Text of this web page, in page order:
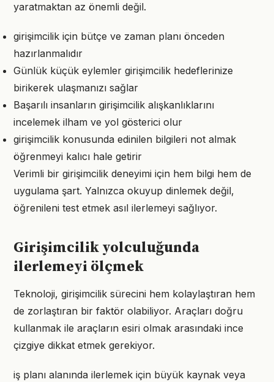
yaratmaktan az önemli değil.
girişimcilik için bütçe ve zaman planı önceden
hazırlanmalıdır
Günlük küçük eylemler girişimcilik hedeflerinize
birikerek ulaşmanızı sağlar
Başarılı insanların girişimcilik alışkanlıklarını
incelemek ilham ve yol gösterici olur
girişimcilik konusunda edinilen bilgileri not almak
öğrenmeyi kalıcı hale getirir
Verimli bir girişimcilik deneyimi için hem bilgi hem de
uygulama şart. Yalnızca okuyup dinlemek değil,
öğrenileni test etmek asıl ilerlemeyi sağlıyor.
Girişimcilik yolculuğunda
ilerlemeyi ölçmek
Teknoloji, girişimcilik sürecini hem kolaylaştıran hem
de zorlaştıran bir faktör olabiliyor. Araçları doğru
kullanmak ile araçların esiri olmak arasındaki ince
çizgiye dikkat etmek gerekiyor.
iş planı alanında ilerlemek için büyük kaynak veya